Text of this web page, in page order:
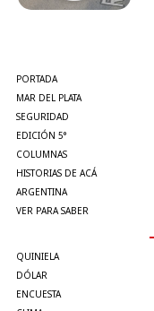
PORTADA
MAR DEL PLATA
SEGURIDAD
EDICIÓN 5°
COLUMNAS
HISTORIAS DE ACÁ
ARGENTINA
VER PARA SABER
QUINIELA
DÓLAR
ENCUESTA